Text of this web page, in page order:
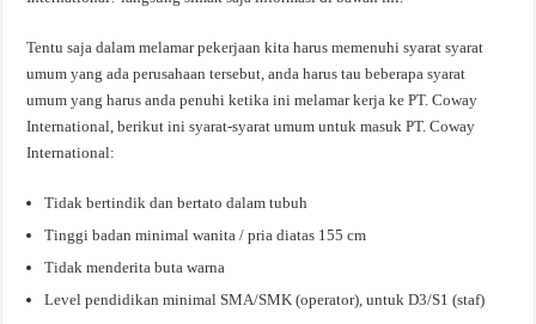
Tentu saja dalam melamar pekerjaan kita harus memenuhi syarat syarat
umum yang ada perusahaan tersebut, anda harus tau beberapa syarat
umum yang harus anda penuhi ketika ini melamar kerja ke PT. Coway
International, berikut ini syarat-syarat umum untuk masuk PT. Coway
International:
Tidak bertindik dan bertato dalam tubuh
Tinggi badan minimal wanita / pria diatas 155 cm
Tidak menderita buta warna
Level pendidikan minimal SMA/SMK (operator), untuk D3/S1 (staf)